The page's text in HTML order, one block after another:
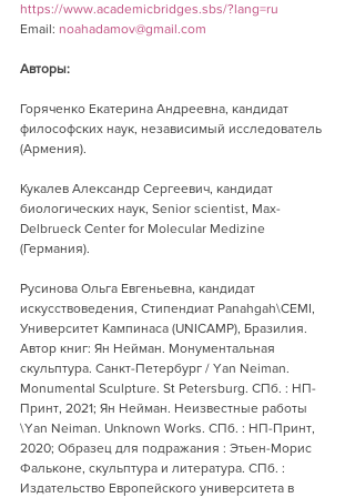
https://www.academicbridges.sbs/?lang=ru
Email: noahadamov@gmail.com
Авторы:
Горяченко Екатерина Андреевна, кандидат
философских наук, независимый исследователь
(Армения).
Кукалев Александр Сергеевич, кандидат
биологических наук, Senior scientist, Max-
Delbrueck Center for Molecular Medizine
(Германия).
Русинова Ольга Евгеньевна, кандидат
искусствоведения, Стипендиат Panahgah\CEMI,
Университет Кампинаса (UNICAMP), Бразилия.
Автор книг: Ян Нейман. Монументальная
скульптура. Санкт-Петербург / Yan Neiman.
Monumental Sculpture. St Petersburg. СПб. : НП-
Принт, 2021; Ян Нейман. Неизвестные работы
\Yan Neiman. Unknown Works. СПб. : НП-Принт,
2020; Образец для подражания : Этьен-Морис
Фальконе, скульптура и литература. СПб. :
Издательство Европейского университета в